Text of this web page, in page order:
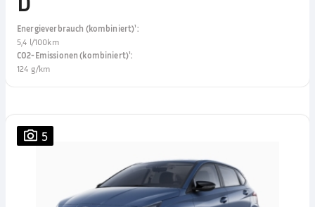
Energieverbrauch (kombiniert)¹:
5,4 l/100km
CO2-Emissionen (kombiniert)¹:
124 g/km
5